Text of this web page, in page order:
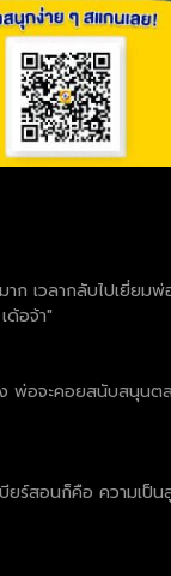
เวลากลับไปเยี่ยมพ่
ด้อจ้า"
พ่อจะคอยสนับสนุนต
ร์สอนก็คือ ความเป็น